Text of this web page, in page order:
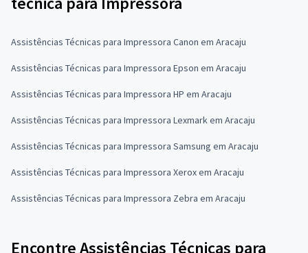
Assistências Técnicas para Impressora Canon em Aracaju
Assistências Técnicas para Impressora Epson em Aracaju
Assistências Técnicas para Impressora HP em Aracaju
Assistências Técnicas para Impressora Lexmark em Aracaju
Assistências Técnicas para Impressora Samsung em Aracaju
Assistências Técnicas para Impressora Xerox em Aracaju
Assistências Técnicas para Impressora Zebra em Aracaju
Encontre Assistências Técnicas para